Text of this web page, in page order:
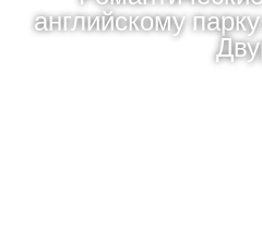
английскому